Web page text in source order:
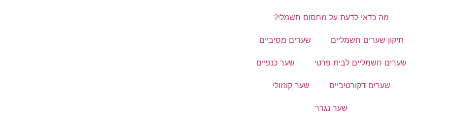
מה כדאי לדעת על מחסום חשמלי?
תיקון שערים חשמליים שערים מסיביים
שערים חשמליים לבית פרטי שער כנפיים
שערים דקורטיביים שער קונזולי
שער נגרר